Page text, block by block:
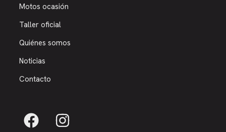
Motos ocasión
Taller oficial
Quiénes somos
Noticias
Contacto